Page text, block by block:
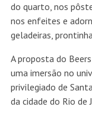
do quarto, nos
nos enfeites e
geladeiras,
A proposta do
uma imersão no
privilegiado de
da cidade do Rio de